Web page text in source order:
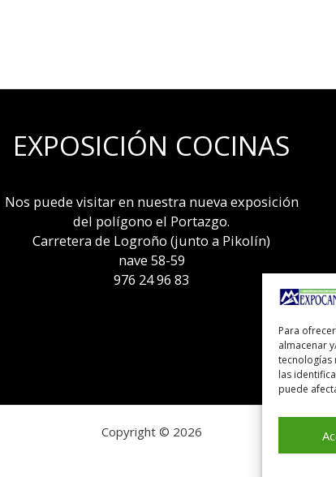
Para
almacenar
tecnologías
las
puede
EXPOSICIÓN COCINAS
Nos puede visitar en nuestra nueva exposición
del polígono el Portazgo.
Carretera de Logroño (junto a Pikolín)
nave 58-59
976 24 96 83
Copyright © 2026